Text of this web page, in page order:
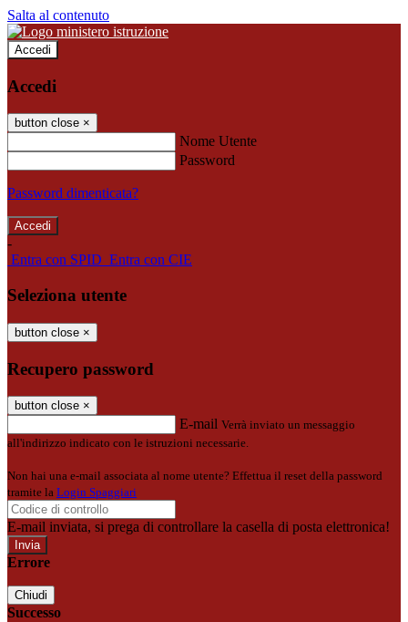
Salta al contenuto
Accedi
Accedi
button close ×
Nome Utente
Password
Password dimenticata?
-
Entra con SPID Entra con CIE
Seleziona utente
button close ×
Recupero password
button close ×
E-mail Verrà inviato un messaggio
all'indirizzo indicato con le istruzioni necessarie.
Non hai una e-mail associata al nome utente? Effettua il reset della password
tramite la Login Spaggiari
E-mail inviata, si prega di controllare la casella di posta elettronica!
Errore
Chiudi
Successo